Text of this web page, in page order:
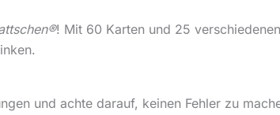
! Mit 60 Karten und 25
und achte darauf, keinen Fehler zu